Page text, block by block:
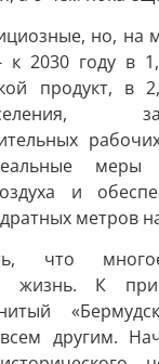
но, на
2030 году в
продукт, в
и
метров
что
жизнь. К
другим.